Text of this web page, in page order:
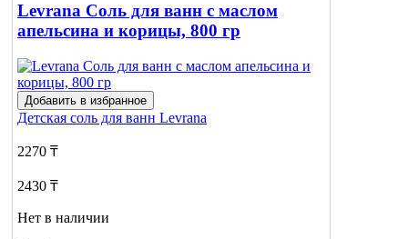
Levrana Соль для ванн с маслом
апельсина и корицы, 800 гр
Добавить в избранное
Детская соль для ванн Levrana
2270 ₸
2430 ₸
Нет в наличии